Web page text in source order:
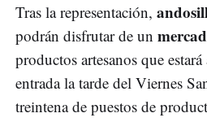
Tras la representación,
podrán disfrutar de un
productos artesanos que
entrada la tarde del Viernes
treintena de puestos de